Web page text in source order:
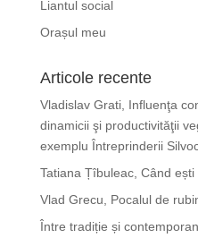
Liantul social
Orașul meu
Articole recente
Vladislav Grati, Influenţa
dinamicii şi productivităţii
exemplu Întreprinderii
Tatiana Țîbuleac, Când
Vlad Grecu, Pocalul de
Între tradiție și